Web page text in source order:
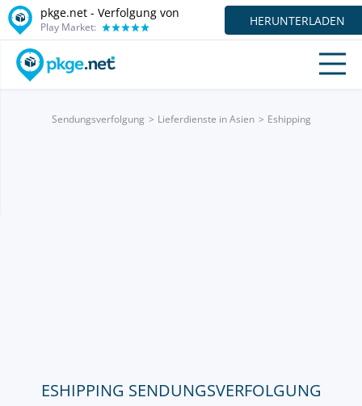
pkge.net - Verfolgung von
Play Market: HERUNTERLADEN
Sendungsverfolgung Lieferdienste in Asien Eshipping
ESHIPPING SENDUNGSVERFOLGUNG